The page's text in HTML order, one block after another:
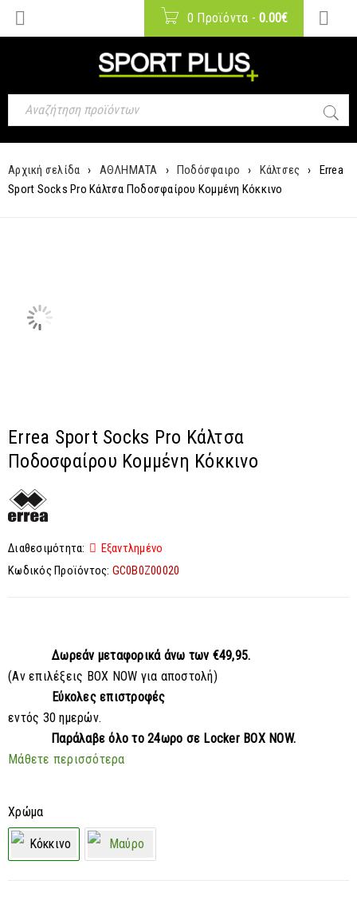
0 Προϊόντα - 0.00€
Αρχική σελίδα › ΑΘΛΗΜΑΤΑ › Ποδόσφαιρο › Κάλτσες ›
Errea
Sport Socks Pro Κάλτσα Ποδοσφαίρου Κομμένη Κόκκινο
Errea Sport Socks Pro Κάλτσα
Ποδοσφαίρου Κομμένη Κόκκινο
Διαθεσιμότητα:
Εξαντλημένο
Κωδικός Προϊόντος: GC0B0Z00020
Δωρεάν μεταφορικά άνω των €49,95.
(Αν επιλέξεις BOX NOW για αποστολή)
Εύκολες επιστροφές
εντός 30 ημερών.
Παράλαβε όλο το 24ωρο σε Locker BOX NOW.
Μάθετε περισσότερα
Χρώμα